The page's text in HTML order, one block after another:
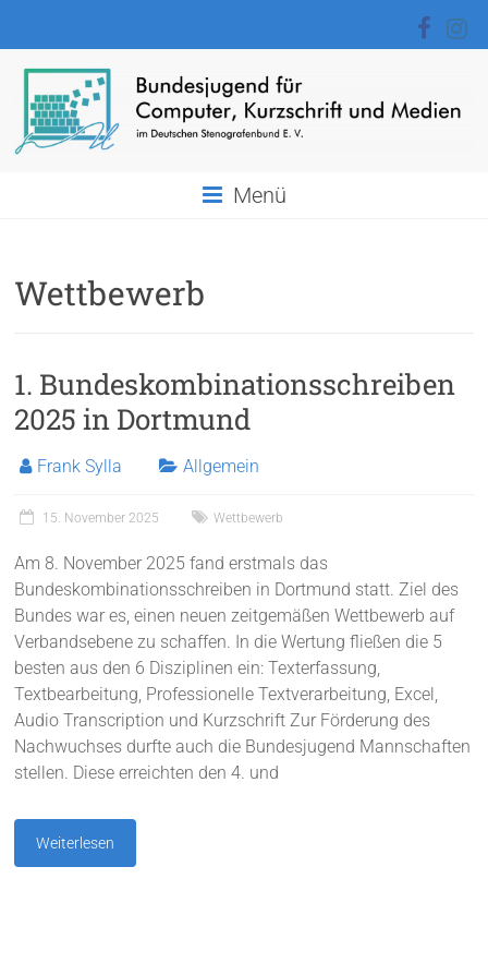
springen
Kurzschrift
Menü
Wettbewerb
1. Bundeskombinationsschreiben
2025 in Dortmund
Frank Sylla Allgemein
15. November 2025 Wettbewerb
Am 8. November 2025 fand erstmals das
Bundeskombinationsschreiben in Dortmund statt. Ziel des
Bundes war es, einen neuen zeitgemäßen Wettbewerb auf
Verbandsebene zu schaffen. In die Wertung fließen die 5
besten aus den 6 Disziplinen ein: ⁠Texterfassung,
Textbearbeitung, Professionelle Textverarbeitung, Excel,
⁠Audio Transcription und Kurzschrift Zur Förderung des
Nachwuchses durfte auch die Bundesjugend Mannschaften
stellen. Diese erreichten den 4. und
Weiterlesen